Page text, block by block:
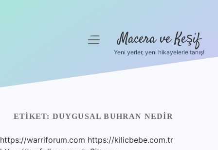
Yasal Uyarı
Hakkımızda
menüyüMacera ve Keşif
Yeni yerler, yeni hikayelerle tanış!
ETIKET: DUYGUSAL BUHRAN NEDIR
https://warriforum.com https://kilicbebe.com.tr